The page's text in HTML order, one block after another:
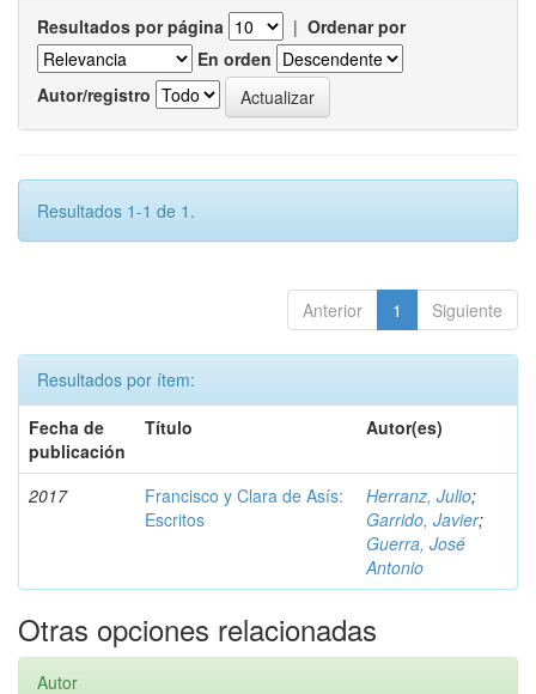
Resultados por página | Ordenar por
En orden
Autor/registro
Resultados 1-1 de 1.
Anterior 1 Siguiente
Resultados por ítem:
Fecha de
publicación
Título Autor(es)
2017
Francisco y Clara de Asís:
Escritos
Herranz, Julio;
Garrido, Javier;
Guerra, José
Antonio
Otras opciones relacionadas
Autor